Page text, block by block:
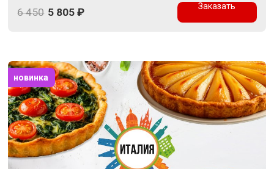
6 450 5 805₽ Заказать
новинка